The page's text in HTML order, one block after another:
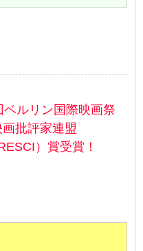
ベルリン国際映画祭
画批評家連盟
）賞受賞！